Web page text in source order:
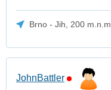
Brno - Jih, 200 m.n.m.
JohnBattler